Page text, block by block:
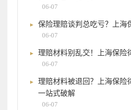
06-07
保险理赔谈判总吃亏？上海
06-07
理赔材料别乱交！上海保险
06-07
理赔材料被退回？上海保险
一站式破解
06-07